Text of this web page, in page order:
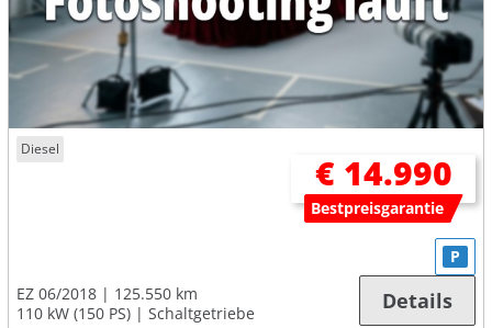
Diesel
€ 14.990
Bestpreisgarantie
EZ 06/2018
125.550 km
110 kW (150 PS)
Schaltgetriebe
P
Details